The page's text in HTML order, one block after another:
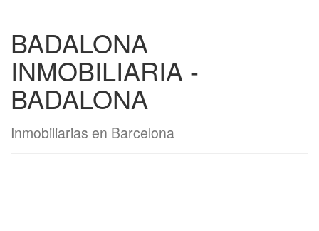
BADALONA
INMOBILIARIA -
BADALONA
Inmobiliarias en Barcelona